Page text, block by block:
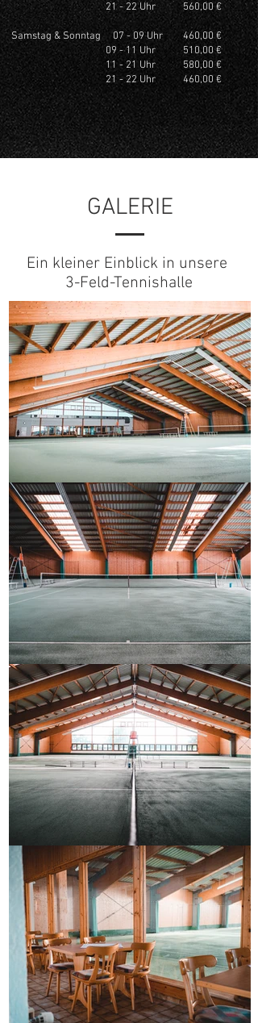
560,00 €
460,00 €
510,00 €
580,00 €
460,00 €
21 - 22 Uhr
Samstag & Sonntag 07 - 09 Uhr
09 - 11 Uhr
11 - 21 Uhr
21 - 22 Uhr
GALERIE
Ein kleiner Einblick in unsere
3-Feld-Tennishalle